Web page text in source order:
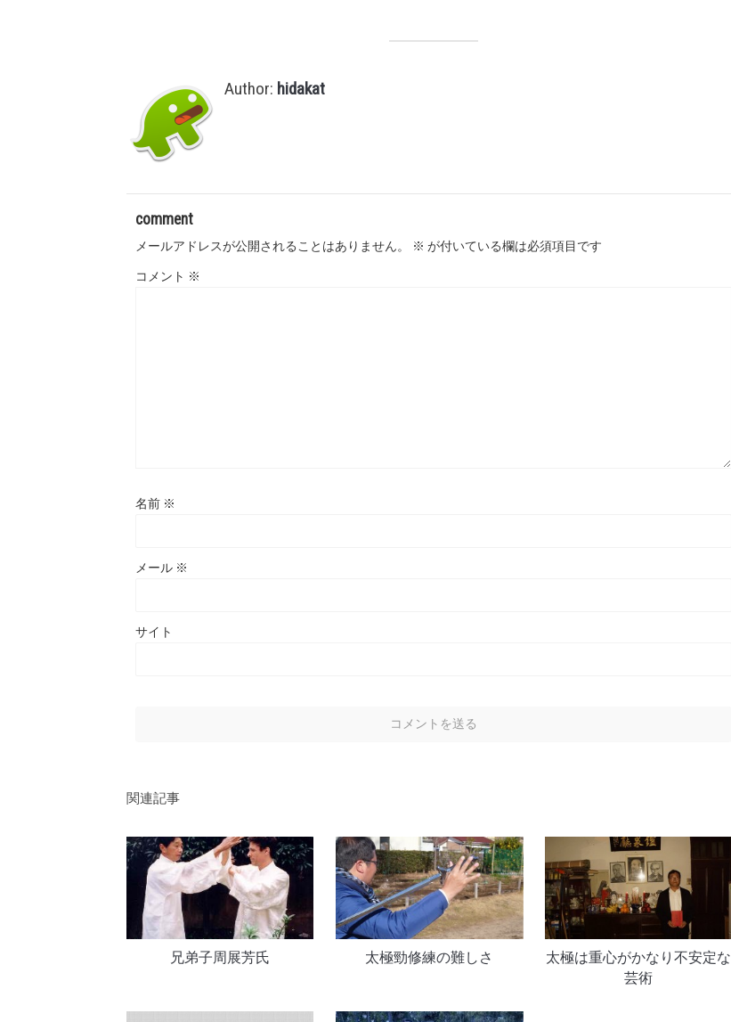
Author: hidakat
comment
メールアドレスが公開されることはありません。 ※ が付いている欄は必須項目です
コメント ※
名前 ※
メール ※
サイト
関連記事
兄弟子周展芳氏 太極勁修練の難しさ
太極は重心がかなり不安定な
芸術